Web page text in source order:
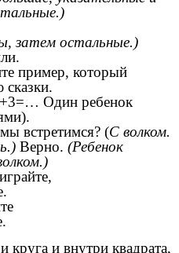
затем остальные.)
пример, который
сказки.
Один ребенок
встретимся? (С волком.
Верно. (Ребенок
и внутри квадрата,